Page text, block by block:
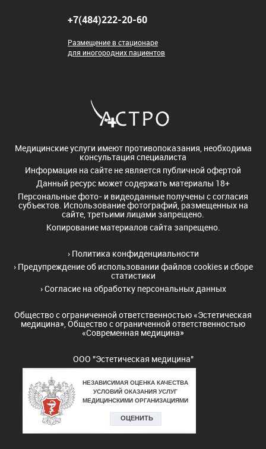
+7(484)222-20-60
Размещение в стационаре
для иногородних пациентов
Медицинские услуги имеют противопоказания, необходима
консультация специалиста
Информация на сайте не является публичной офертой
Данный ресурс может содержать материалы 18+
Персональные фото- и видеоданные получены с согласия
субъектов. Использование фотографий, размещенных на
сайте, третьими лицами запрещено.
Копирование материалов сайта запрещено.
› Политика конфиденциальности
› Предупреждение об использовании файлов cookies и сборе
статистики
›Согласие на обработку персональных данных
Общество с ограниченной ответственностью «Эстетическая
медицина», Общество с ограниченной ответственностью
«Современная медицина»
ООО "Эстетическая медицина"